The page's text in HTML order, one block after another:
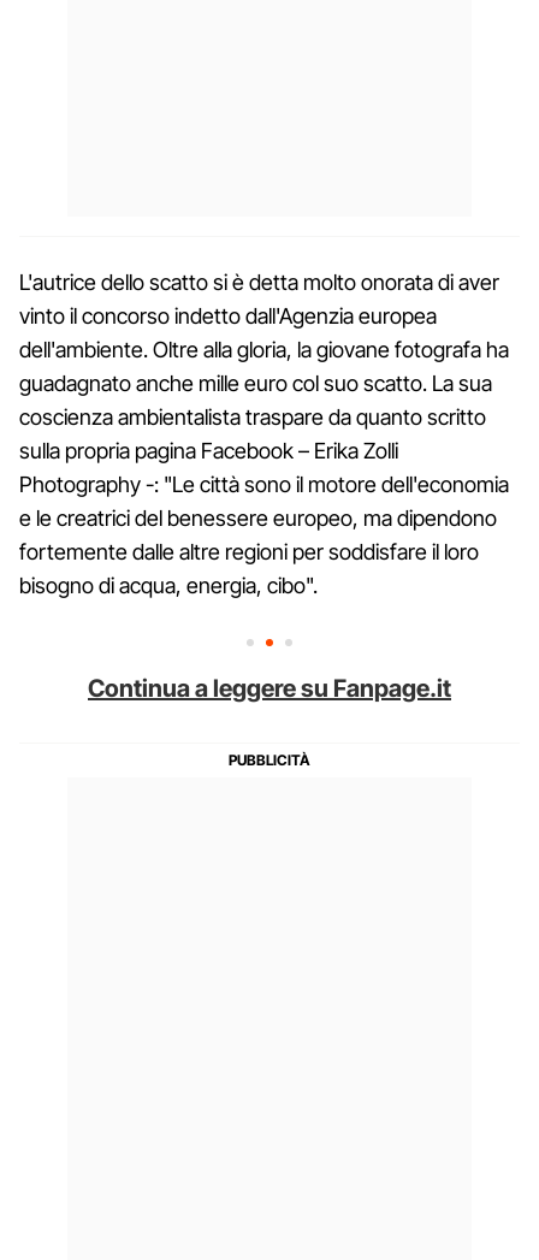
L'autrice dello scatto si è detta molto onorata di aver
vinto il concorso indetto dall'Agenzia europea
dell'ambiente. Oltre alla gloria, la giovane fotografa ha
guadagnato anche mille euro col suo scatto. La sua
coscienza ambientalista traspare da quanto scritto
sulla propria pagina Facebook – Erika Zolli
Photography -: "Le città sono il motore dell'economia
e le creatrici del benessere europeo, ma dipendono
fortemente dalle altre regioni per soddisfare il loro
bisogno di acqua, energia, cibo".
Continua a leggere su Fanpage.it